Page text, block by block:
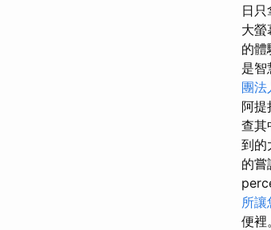
日只
大螢
的體
是智
團法
阿
查其
到的
的嘗
所
便裡